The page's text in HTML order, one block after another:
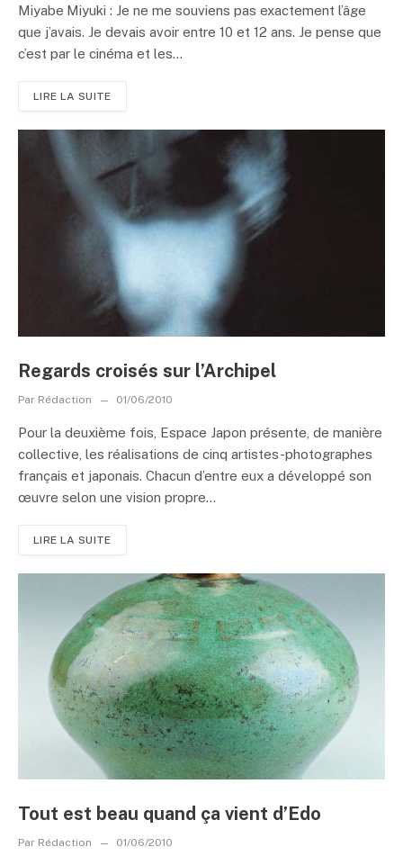
Miyabe Miyuki : Je ne me souviens pas exactement l’âge
que j’avais. Je devais avoir entre 10 et 12 ans. Je pense que
c’est par le cinéma et les...
LIRE LA SUITE
Regards croisés sur l’Archipel
Par Rédaction 01/06/2010
Pour la deuxième fois, Espace Japon présente, de manière
collective, les réalisations de cinq artistes-photographes
français et japonais. Chacun d’entre eux a développé son
œuvre selon une vision propre...
LIRE LA SUITE
Tout est beau quand ça vient d’Edo
Par Rédaction 01/06/2010